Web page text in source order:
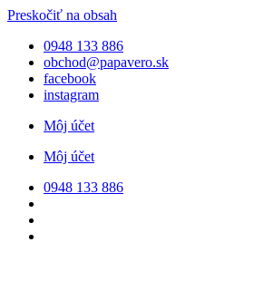
Preskočiť na obsah
0948 133 886
obchod@papavero.sk
facebook
instagram
Môj účet
Môj účet
0948 133 886